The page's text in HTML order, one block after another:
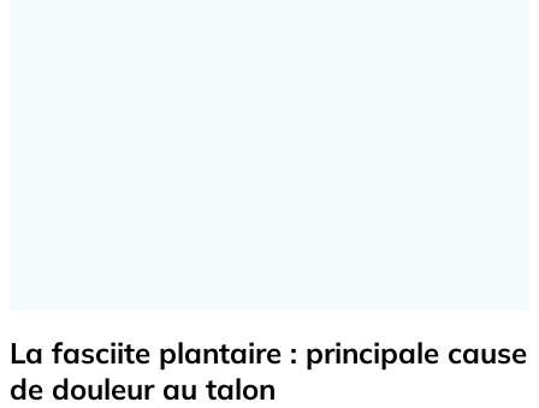
La fasciite plantaire : principale cause
de douleur au talon